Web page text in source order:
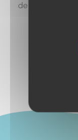
de page, ou à